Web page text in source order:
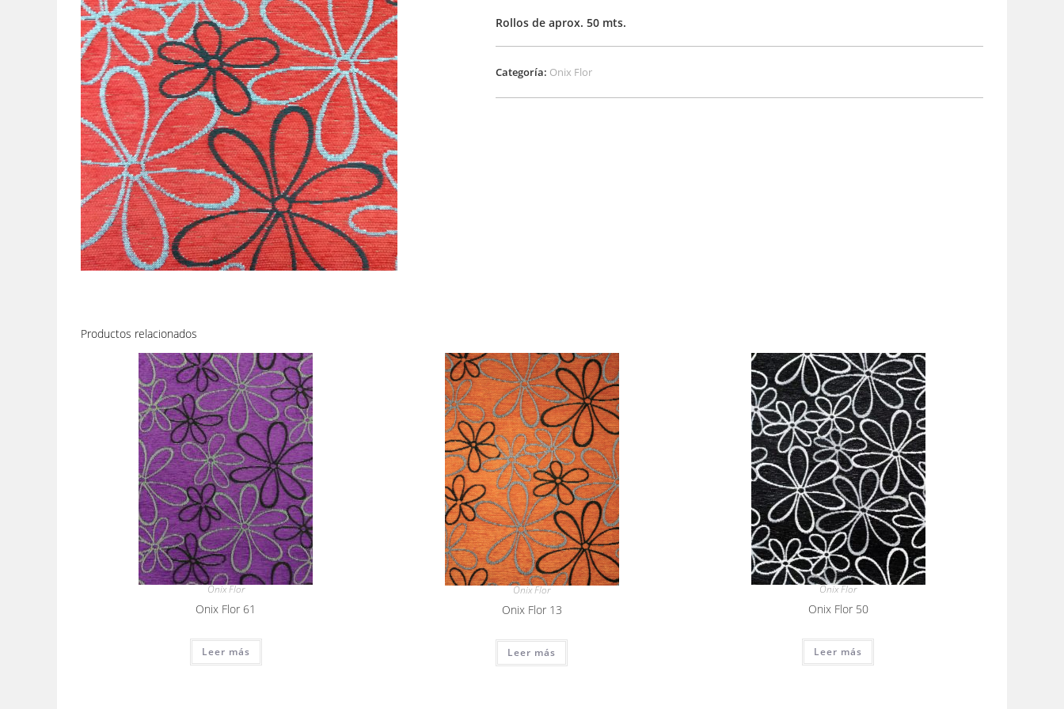
Rollos de aprox. 50 mts.
Categoría: Onix Flor
Productos relacionados
Onix Flor
Onix Flor 61
Leer más
Onix Flor
Onix Flor 13
Leer más
Onix Flor
Onix Flor 50
Leer más